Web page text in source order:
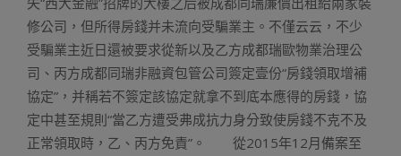
修公司，但所得房錢并未流向受騙業主。不僅云云，不少
受騙業主近日還被要求從新以及乙方成都瑞歐物業治理公
司、丙方成都同瑞非融資包管公司簽定壹份“房錢領取增補
協定”，并稱若不簽定該協定就拿不到底本應得的房錢，協
定中甚至規則“當乙方遭受弗成抗力身分致使房錢不克不及
正常領取時，乙、丙方免責”。 從2015年12月備案至